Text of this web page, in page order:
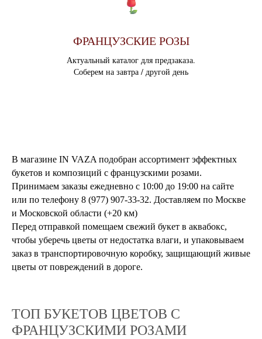
ФРАНЦУЗСКИЕ РОЗЫ
Актуальный каталог для предзаказа.
Соберем на завтра / другой день
В магазине IN VAZA подобран ассортимент эффектных
букетов и композиций с французскими розами.
Принимаем заказы ежедневно с 10:00 до 19:00 на сайте
или по телефону 8 (977) 907-33-32. Доставляем по Москве
и Московской области (+20 км)
Перед отправкой помещаем свежий букет в аквабокс,
чтобы уберечь цветы от недостатка влаги, и упаковываем
заказ в транспортировочную коробку, защищающий живые
цветы от повреждений в дороге.
ТОП БУКЕТОВ ЦВЕТОВ С
ФРАНЦУЗСКИМИ РОЗАМИ